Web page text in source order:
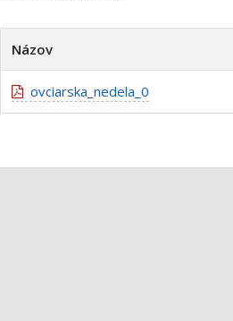
Názov
ovciarska_nedela_0